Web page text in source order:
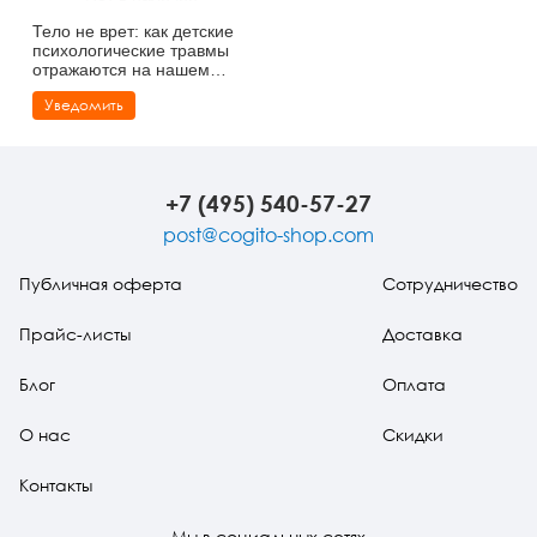
Тело не врет: как детские
психологические травмы
отражаются на нашем
здоровье
Уведомить
+7 (495) 540-57-27
post@cogito-shop.com
Публичная оферта
Прайс-листы
Блог
О нас
Контакты
Сотрудничество
Доставка
Оплата
Скидки